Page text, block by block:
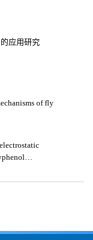
应用研究
of fly